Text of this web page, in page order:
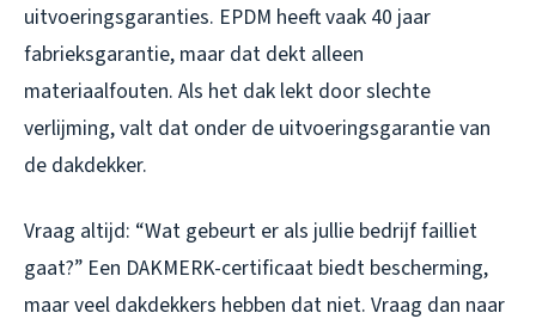
uitvoeringsgaranties. EPDM heeft vaak 40 jaar
fabrieksgarantie, maar dat dekt alleen
materiaalfouten. Als het dak lekt door slechte
verlijming, valt dat onder de uitvoeringsgarantie van
de dakdekker.
Vraag altijd: “Wat gebeurt er als jullie bedrijf failliet
gaat?” Een DAKMERK-certificaat biedt bescherming,
maar veel dakdekkers hebben dat niet. Vraag dan naar